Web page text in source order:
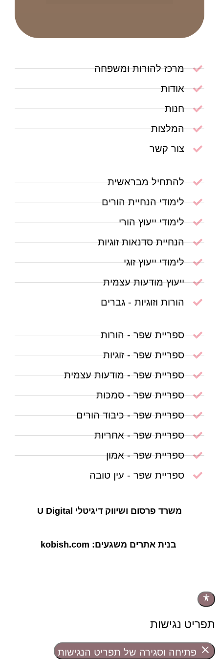
מרכז להורות ומשפחה
אודות
חנות
המלצות
צור קשר
להתחיל מבראשית
לימודי הנחיית הורים
לימודי ייעוץ הורי
הנחיית סדנאות זוגיות
לימודי ייעוץ זוגי
ייעוץ מודעות עצמית
הורות וזוגיות - גברים
ספריית שפר - הורות
ספריית שפר - זוגיות
ספריית שפר - מודעות עצמית
ספריית שפר - סמכות
ספריית שפר - כיבוד הורים
ספריית שפר - אחריות
ספריית שפר - אמון
ספריית שפר - עין טובה
משרד פרסום ושיווק דיגיטלי U Digital
בנית אתרים משגעים: kobish.com
תפריט נגישות
close פתיחה וסגירה של תפריט הנגישות